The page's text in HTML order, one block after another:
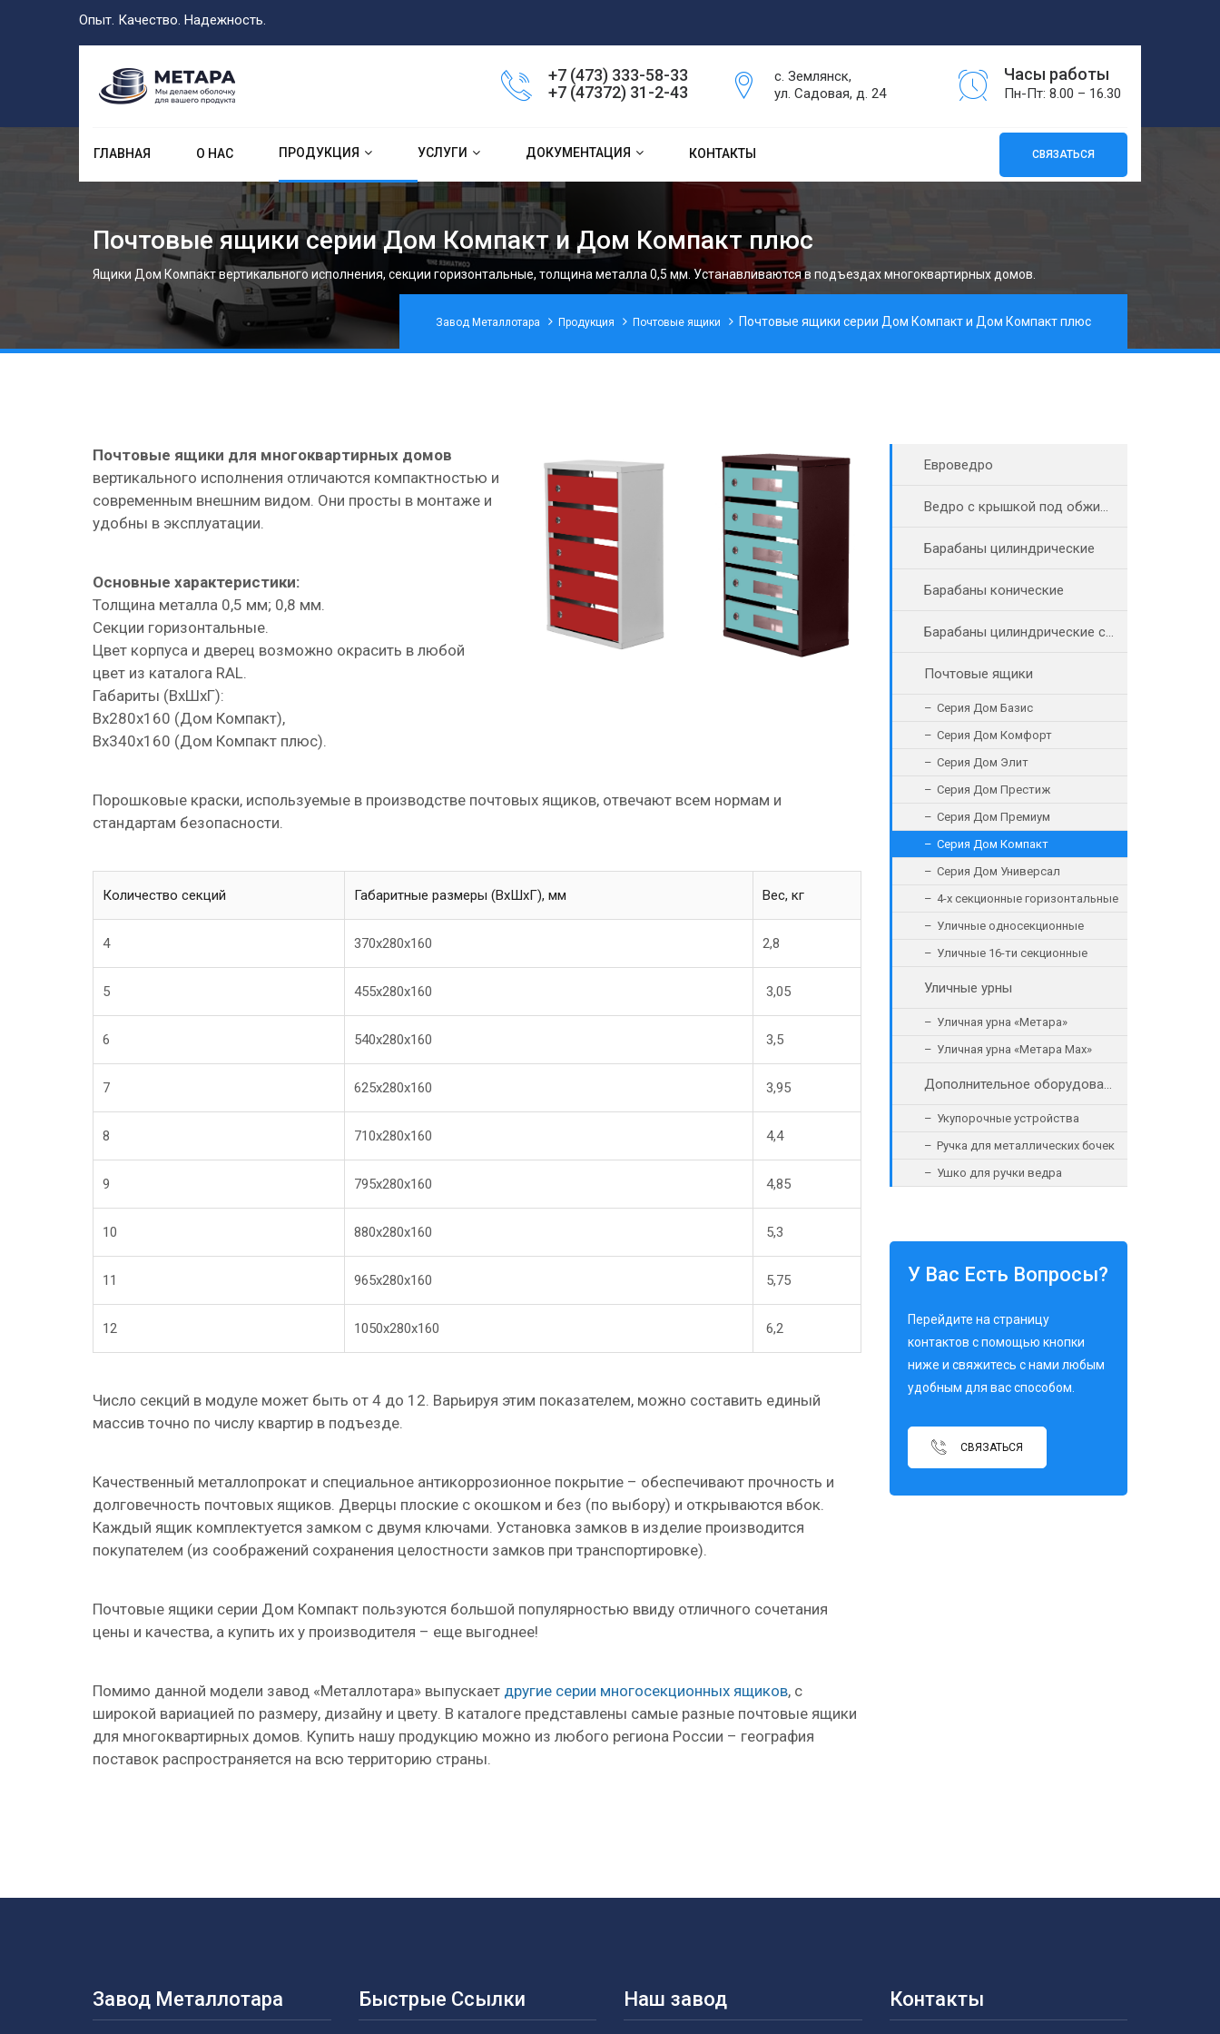
Опыт. Качество. Надежность.
+7 (473) 333-58-33
+7 (47372) 31-2-43
с. Землянск,
ул. Садовая, д. 24
Часы работы
Пн-Пт: 8.00 – 16.30
СВЯЗАТЬСЯ
ГЛАВНАЯ О НАС ПРОДУКЦИЯ УСЛУГИ ДОКУМЕНТАЦИЯ КОНТАКТЫ
Почтовые ящики серии Дом Компакт и Дом Компакт плюс
Ящики Дом Компакт вертикального исполнения, секции горизонтальные, толщина металла 0,5 мм. Устанавливаются в подъездах многоквартирных домов.
Завод Металлотара Продукция Почтовые ящики Почтовые ящики серии Дом Компакт и Дом Компакт плюс
Почтовые ящики для многоквартирных домов
вертикального исполнения отличаются компактностью и
современным внешним видом. Они просты в монтаже и
удобны в эксплуатации.
Основные характеристики:
Толщина металла 0,5 мм; 0,8 мм.
Секции горизонтальные.
Цвет корпуса и дверец возможно окрасить в любой
цвет из каталога RAL.
Габариты (ВхШхГ):
Вх280х160 (Дом Компакт),
Вх340х160 (Дом Компакт плюс).
Порошковые краски, используемые в производстве почтовых ящиков, отвечают всем нормам и
стандартам безопасности.
Количество секций Габаритные размеры (ВхШхГ), мм Вес, кг
4 370х280х160 2,8
5 455х280х160 3,05
6 540х280х160 3,5
7 625х280х160 3,95
8 710х280х160 4,4
9 795х280х160 4,85
10 880х280х160 5,3
11 965х280х160 5,75
12 1050х280х160 6,2
Число секций в модуле может быть от 4 до 12. Варьируя этим показателем, можно составить единый
массив точно по числу квартир в подъезде.
Качественный металлопрокат и специальное антикоррозионное покрытие – обеспечивают прочность и
долговечность почтовых ящиков. Дверцы плоские с окошком и без (по выбору) и открываются вбок.
Каждый ящик комплектуется замком с двумя ключами. Установка замков в изделие производится
покупателем (из соображений сохранения целостности замков при транспортировке).
Почтовые ящики серии Дом Компакт пользуются большой популярностью ввиду отличного сочетания
цены и качества, а купить их у производителя – еще выгоднее!
Помимо данной модели завод «Металлотара» выпускает другие серии многосекционных ящиков, с
широкой вариацией по размеру, дизайну и цвету. В каталоге представлены самые разные почтовые ящики
для многоквартирных домов. Купить нашу продукцию можно из любого региона России – география
поставок распространяется на всю территорию страны.
Евроведро
Ведро с крышкой под обжимное кольцо
Барабаны цилиндрические
Барабаны конические
Барабаны цилиндрические с винтовыми пробками
Почтовые ящики
Серия Дом Базис
Серия Дом Комфорт
Серия Дом Элит
Серия Дом Престиж
Серия Дом Премиум
Серия Дом Компакт
Серия Дом Универсал
4-х секционные горизонтальные
Уличные односекционные
Уличные 16-ти секционные
Уличные урны
Уличная урна «Метара»
Уличная урна «Метара Max»
Дополнительное оборудование
Укупорочные устройства
Ручка для металлических бочек
Ушко для ручки ведра
У Вас Есть Вопросы?
Перейдите на страницу
контактов с помощью кнопки
ниже и свяжитесь с нами любым
удобным для вас способом.
СВЯЗАТЬСЯ
Завод Металлотара Быстрые Ссылки Наш завод Контакты